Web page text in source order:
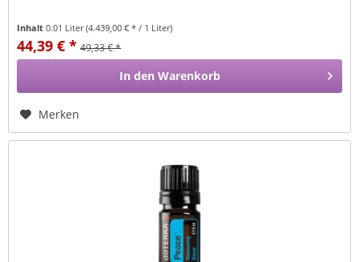
Inhalt0.01 Liter(4.439,00 € * / 1 Liter)
44,39 € * 49,33 € *
In den Warenkorb
Merken